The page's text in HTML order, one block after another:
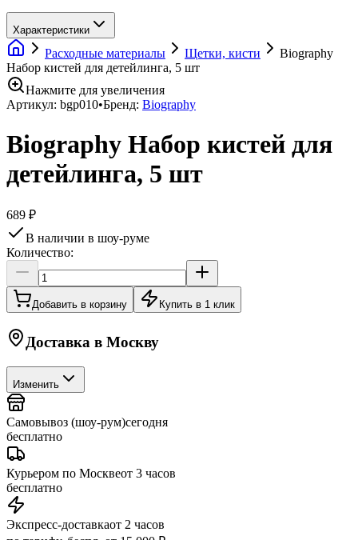
Характеристики
Расходные материалы Щетки, кисти
Biography
Набор кистей для детейлинга, 5 шт
Нажмите для увеличения
Артикул: bgp010•Бренд: Biography
Biography Набор кистей для
детейлинга, 5 шт
689 ₽
В наличии в шоу-руме
Количество:
Добавить в корзину Купить в 1 клик
Доставка в Москву
Изменить
Самовывоз (шоу-рум)сегодня
бесплатно
Курьером по Москвеот 3 часов
бесплатно
Экспресс-доставкаот 2 часов